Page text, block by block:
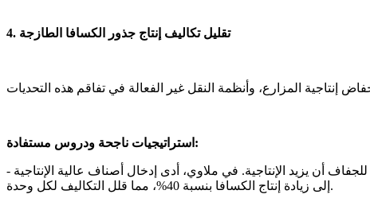
4. تقليل تكاليف إنتاج جذور الكسافا الطازجة
استراتيجيات ناجحة ودروس مستفادة:
أن يزيد الإنتاجية. في ملاوي، أدى إدخال أصناف عالية الإنتاجية
إلى زيادة إنتاج الكسافا بنسبة 40%، مما قلل التكاليف لكل وحدة.